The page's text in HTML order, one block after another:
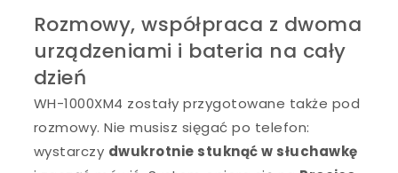
Rozmowy, współpraca z dwoma
urządzeniami i bateria na cały
dzień
WH-1000XM4 zostały przygotowane także pod
rozmowy. Nie musisz sięgać po telefon:
wystarczy dwukrotnie stuknąć w słuchawkę